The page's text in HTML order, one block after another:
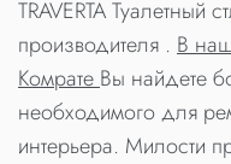
TRAVERTA Туалетный
производителя . В
КомратеВы найдете
необходимого для
интерьера. Милости